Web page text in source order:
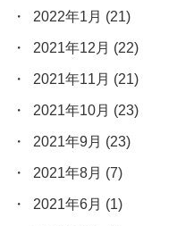
2022年1月 (21)
2021年12月 (22)
2021年11月 (21)
2021年10月 (23)
2021年9月 (23)
2021年8月 (7)
2021年6月 (1)